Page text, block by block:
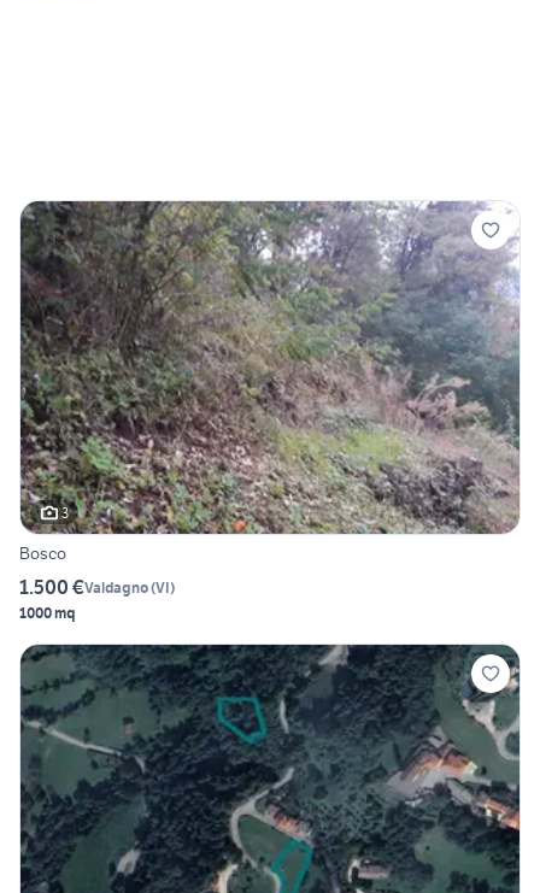
3
Bosco
1.500 €Valdagno(VI)
1000 mq